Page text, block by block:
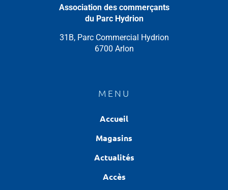
Association des commerçants
du Parc Hydrion
31B, Parc Commercial Hydrion
6700 Arlon
MENU
Accueil
Magasins
Actualités
Accès